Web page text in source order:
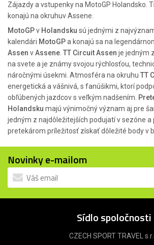
Zájazdy a vstupenky na MotoGP Holandsko.
konajú na okruhuv Assene.
MotoGPv Holandsku sú jednými z
kalendári MotoGPa konajú sa na
Assen vAssene TT CircuitAssen je jedným
na svete a je známy svojou rýchlosťou,
náročnými úsekmi. Atmosféra na okruhu TT
energetická a vášnivá, s fanúšikmi, ktorí
obľúbených jazdcov s veľkým nadšením.
Holandsku majú výnimočný význam aj pre
jedným z najdôležitejších podujatí v sezóne a
pretekárom príležitosť získať dôležité body v
Novinky e-mailom
Sídlo spoločnosti
CZECH SPORT TRAVEL